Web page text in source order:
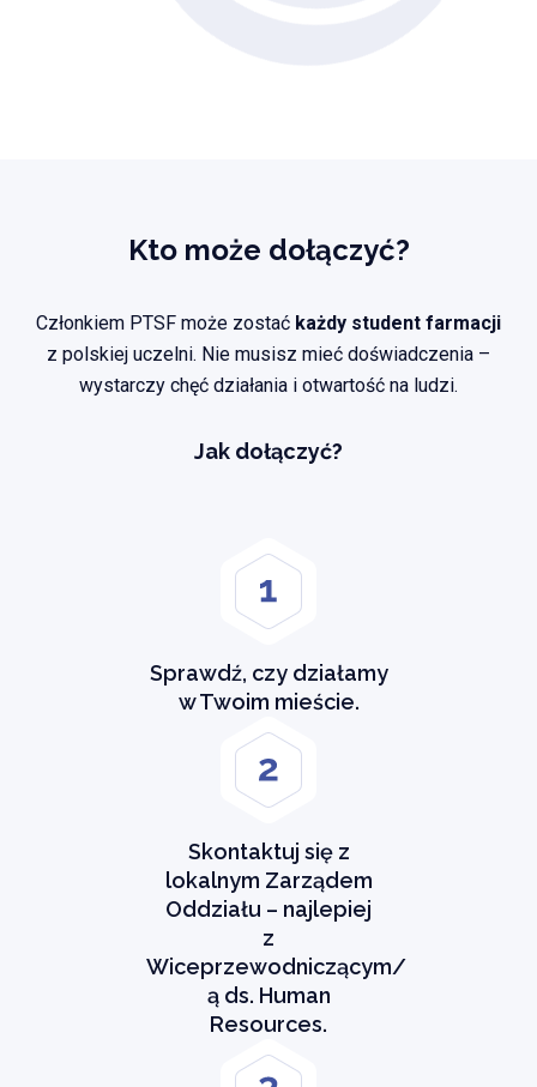
Kto może dołączyć?
Członkiem PTSF może zostać każdy student farmacji
z polskiej uczelni. Nie musisz mieć doświadczenia –
wystarczy chęć działania i otwartość na ludzi.
Jak dołączyć?
Sprawdź, czy działamy
w Twoim mieście.
Skontaktuj się z
lokalnym Zarządem
Oddziału – najlepiej
z
Wiceprzewodniczącym/
ą ds. Human
Resources.